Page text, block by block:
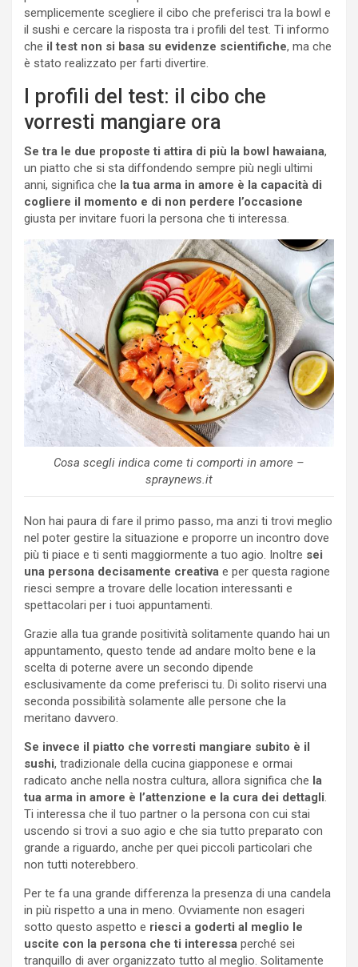
semplicemente scegliere il cibo che preferisci tra la bowl e
il sushi e cercare la risposta tra i profili del test. Ti informo
che il test non si basa su evidenze scientifiche, ma che
è stato realizzato per farti divertire.
I profili del test: il cibo che
vorresti mangiare ora
Se tra le due proposte ti attira di più la bowl hawaiana,
un piatto che si sta diffondendo sempre più negli ultimi
anni, significa che la tua arma in amore è la capacità di
cogliere il momento e di non perdere l’occasione
giusta per invitare fuori la persona che ti interessa.
Cosa scegli indica come ti comporti in amore –
spraynews.it
Non hai paura di fare il primo passo, ma anzi ti trovi meglio
nel poter gestire la situazione e proporre un incontro dove
più ti piace e ti senti maggiormente a tuo agio. Inoltre sei
una persona decisamente creativa e per questa ragione
riesci sempre a trovare delle location interessanti e
spettacolari per i tuoi appuntamenti.
Grazie alla tua grande positività solitamente quando hai un
appuntamento, questo tende ad andare molto bene e la
scelta di poterne avere un secondo dipende
esclusivamente da come preferisci tu. Di solito riservi una
seconda possibilità solamente alle persone che la
meritano davvero.
Se invece il piatto che vorresti mangiare subito è il
sushi, tradizionale della cucina giapponese e ormai
radicato anche nella nostra cultura, allora significa che la
tua arma in amore è l’attenzione e la cura dei dettagli.
Ti interessa che il tuo partner o la persona con cui stai
uscendo si trovi a suo agio e che sia tutto preparato con
grande a riguardo, anche per quei piccoli particolari che
non tutti noterebbero.
Per te fa una grande differenza la presenza di una candela
in più rispetto a una in meno. Ovviamente non esageri
sotto questo aspetto e riesci a goderti al meglio le
uscite con la persona che ti interessa perché sei
tranquillo di aver organizzato tutto al meglio. Solitamente